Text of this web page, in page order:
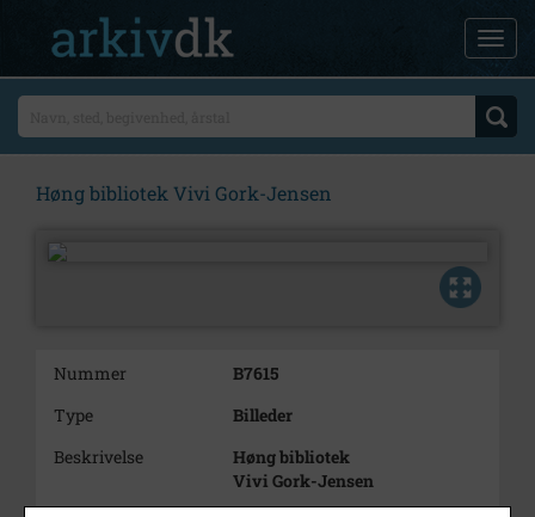
Høng bibliotek Vivi Gork-Jensen
Nummer
B7615
Type
Billeder
Beskrivelse
Høng bibliotek
Vivi Gork-Jensen